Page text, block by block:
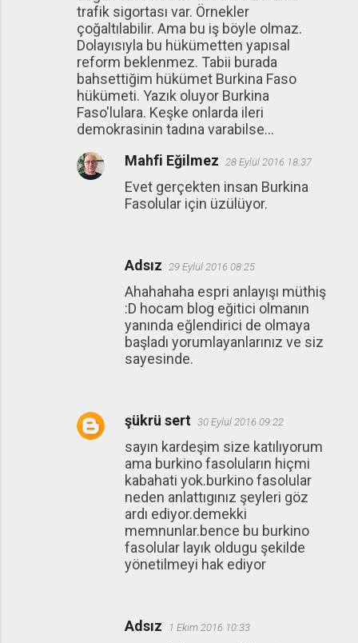
trafik sigortası var. Örnekler
çoğaltılabilir. Ama bu iş böyle olmaz.
Dolayısıyla bu hükümetten yapısal
reform beklenmez. Tabii burada
bahsettiğim hükümet Burkina Faso
hükümeti. Yazık oluyor Burkina
Faso'lulara. Keşke onlarda ileri
demokrasinin tadına varabilse...
Mahfi Eğilmez 28 Eylül 2016 18:37
Evet gerçekten insan Burkina
Fasolular için üzülüyor.
Adsız 29 Eylül 2016 08:25
Ahahahaha espri anlayışı müthiş
:D hocam blog eğitici olmanın
yanında eğlendirici de olmaya
başladı yorumlayanlarınız ve siz
sayesinde.
şükrü sert 30 Eylül 2016 09:22
sayın kardeşim size katılıyorum
ama burkino fasoluların hiçmi
kabahati yok.burkino fasolular
neden anlattıgınız şeyleri göz
ardı ediyor.demekki
memnunlar.bence bu burkino
fasolular layık oldugu şekilde
yönetilmeyi hak ediyor
Adsız 1 Ekim 2016 10:33